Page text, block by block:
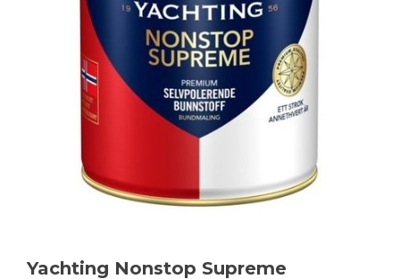
Yachting Nonstop Supreme